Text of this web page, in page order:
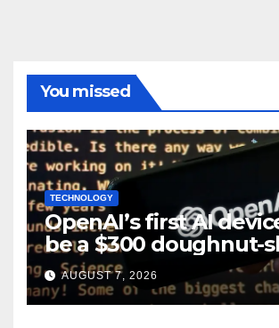
You missed
TECHNOLOGY
OpenAI’s first AI
be a $300 doughnut-
smart speaker: Report
AUGUST 7, 2026